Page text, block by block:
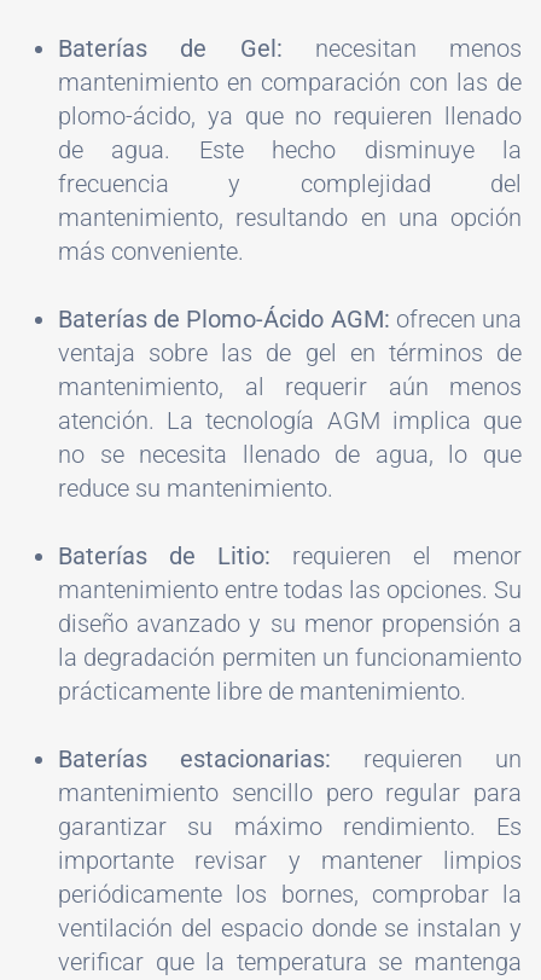
Baterías de Gel: necesitan menos
mantenimiento en comparación con las de
plomo-ácido, ya que no requieren llenado
de agua. Este hecho disminuye la
frecuencia y complejidad del
mantenimiento, resultando en una opción
más conveniente.
Baterías de Plomo-Ácido AGM: ofrecen una
ventaja sobre las de gel en términos de
mantenimiento, al requerir aún menos
atención. La tecnología AGM implica que
no se necesita llenado de agua, lo que
reduce su mantenimiento.
Baterías de Litio: requieren el menor
mantenimiento entre todas las opciones. Su
diseño avanzado y su menor propensión a
la degradación permiten un funcionamiento
prácticamente libre de mantenimiento.
Baterías estacionarias: requieren un
mantenimiento sencillo pero regular para
garantizar su máximo rendimiento. Es
importante revisar y mantener limpios
periódicamente los bornes, comprobar la
ventilación del espacio donde se instalan y
verificar que la temperatura se mantenga